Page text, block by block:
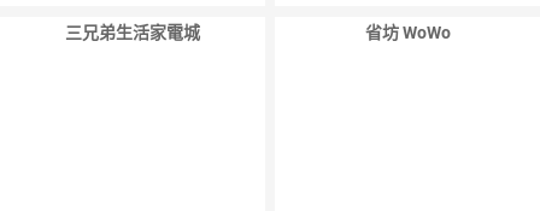
三兄弟生活家電城 省坊 WoWo